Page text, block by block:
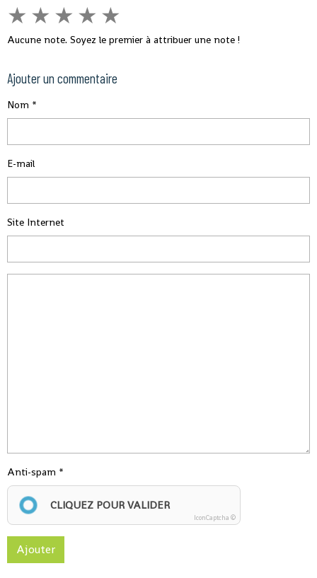
★ ★ ★ ★ ★
Aucune note. Soyez le premier à attribuer une note !
Ajouter un commentaire
Nom
E-mail
Site Internet
Anti-spam
CLIQUEZ POUR VALIDER
IconCaptcha ©
Ajouter